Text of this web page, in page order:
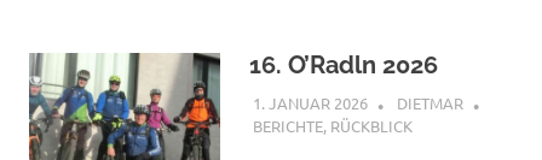
16. O’Radln 2026
1. JANUAR 2026
DIETMAR
BERICHTE, RÜCKBLICK